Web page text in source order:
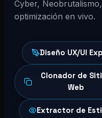
Cyber,
optimización en vivo.
Diseño UX/UI
Clonador de
Web
Extractor de